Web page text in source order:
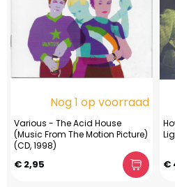
Nog 1 op voorraad
Various - The Acid House
(Music From The Motion Picture)
(CD, 1998)
€ 2,95 €